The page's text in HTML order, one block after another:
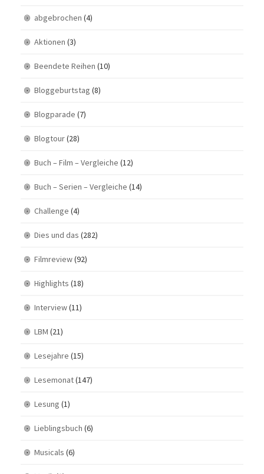
abgebrochen (4)
Aktionen (3)
Beendete Reihen (10)
Bloggeburtstag (8)
Blogparade (7)
Blogtour(28)
Buch – Film – Vergleiche (12)
Buch – Serien – Vergleiche (14)
Challenge (4)
Dies und das (282)
Filmreview(92)
Highlights (18)
Interview(11)
LBM (21)
Lesejahre (15)
Lesemonat(147)
Lesung (1)
Lieblingsbuch (6)
Musicals (6)